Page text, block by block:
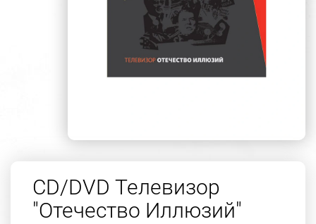
CD/DVD Телевизор
"Отечество Иллюзий"